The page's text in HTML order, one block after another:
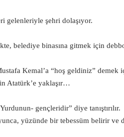
gelenleriyle şehri dolaşıyor.
belediye binasına gitmek için
Kemal’a “hoş geldiniz”
Atatürk’e yaklaşır…
gençleridir” diye tanıştırılır.
yüzünde bir tebessüm belirir ve